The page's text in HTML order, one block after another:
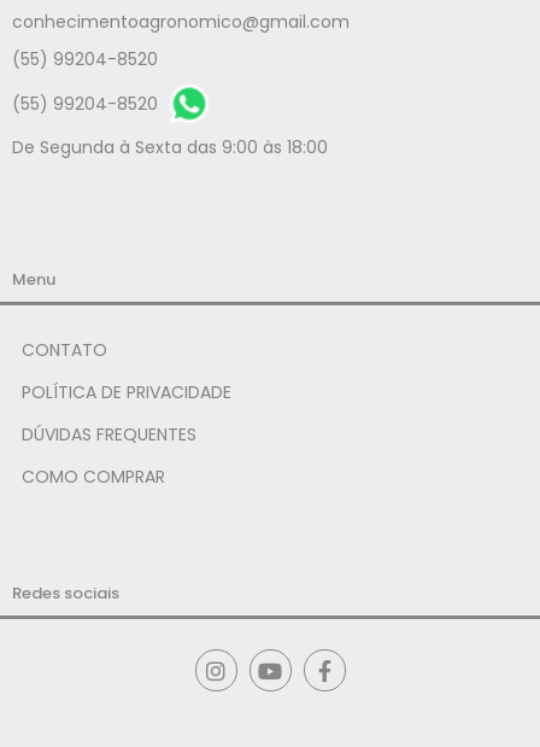
conhecimentoagronomico@gmail.com
(55) 99204-8520
(55) 99204-8520
De Segunda à Sexta das 9:00 às 18:00
Menu
CONTATO
POLÍTICA DE PRIVACIDADE
DÚVIDAS FREQUENTES
COMO COMPRAR
Redes sociais